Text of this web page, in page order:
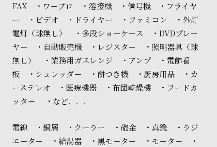
FAX ・ワープロ ・溶接機 ・信号機 ・フライヤ
ー ・ビデオ ・ドライヤー ・ファミコン ・外灯
電灯（球無し） ・多段ショーケース ・DVDプレー
ヤー ・自動販売機 ・レジスター ・照明器具（球
無し） ・業務用ガスレンジ ・アンプ ・電飾看
板 ・シュレッダー ・餅つき機 ・厨房用品 ・カ
ーステレオ ・医療機器 ・布団乾燥機 ・フードカ
ッター ・など．．．
電線 ・銅屑 ・クーラー ・砲金 ・真鍮 ・ラジ
エーター ・給湯器 ・黒モーター ・モーター ・